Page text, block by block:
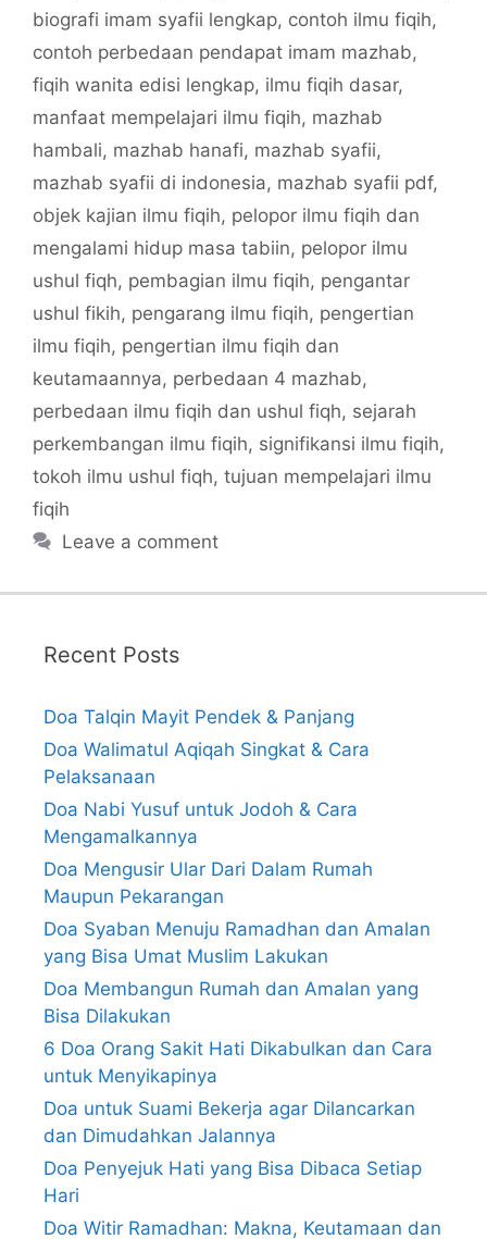
biografi imam syafii lengkap, contoh ilmu fiqih,
contoh perbedaan pendapat imam mazhab,
fiqih wanita edisi lengkap, ilmu fiqih dasar,
manfaat mempelajari ilmu fiqih, mazhab
hambali, mazhab hanafi, mazhab syafii,
mazhab syafii di indonesia, mazhab syafii pdf,
objek kajian ilmu fiqih, pelopor ilmu fiqih dan
mengalami hidup masa tabiin, pelopor ilmu
ushul fiqh, pembagian ilmu fiqih, pengantar
ushul fikih, pengarang ilmu fiqih, pengertian
ilmu fiqih, pengertian ilmu fiqih dan
keutamaannya, perbedaan 4 mazhab,
perbedaan ilmu fiqih dan ushul fiqh, sejarah
perkembangan ilmu fiqih, signifikansi ilmu fiqih,
tokoh ilmu ushul fiqh, tujuan mempelajari ilmu
fiqih
Leave a comment
Recent Posts
Doa Talqin Mayit Pendek & Panjang
Doa Walimatul Aqiqah Singkat & Cara
Pelaksanaan
Doa Nabi Yusuf untuk Jodoh & Cara
Mengamalkannya
Doa Mengusir Ular Dari Dalam Rumah
Maupun Pekarangan
Doa Syaban Menuju Ramadhan dan Amalan
yang Bisa Umat Muslim Lakukan
Doa Membangun Rumah dan Amalan yang
Bisa Dilakukan
6 Doa Orang Sakit Hati Dikabulkan dan Cara
untuk Menyikapinya
Doa untuk Suami Bekerja agar Dilancarkan
dan Dimudahkan Jalannya
Doa Penyejuk Hati yang Bisa Dibaca Setiap
Hari
Doa Witir Ramadhan: Makna, Keutamaan dan